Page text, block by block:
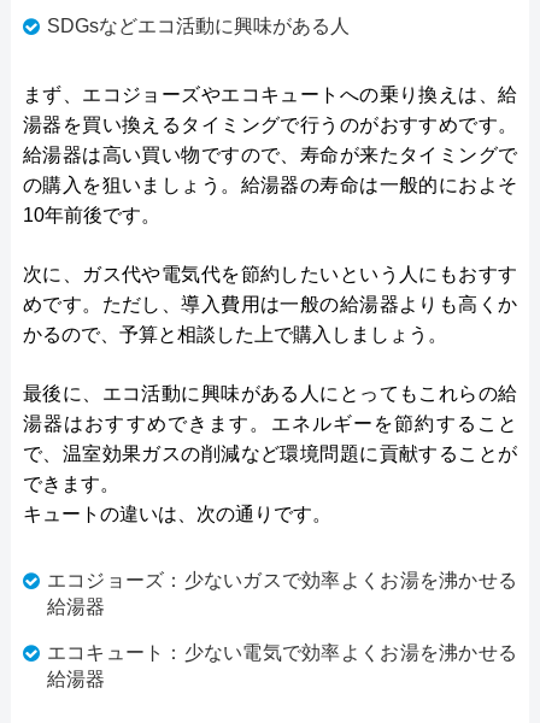
SDGsなどエコ活動に興味がある人
まず、エコジョーズやエコキュートへの乗り換えは、給
湯器を買い換えるタイミングで行うのがおすすめです。
給湯器は高い買い物ですので、寿命が来たタイミングで
の購入を狙いましょう。給湯器の寿命は一般的におよそ
10年前後です。
次に、ガス代や電気代を節約したいという人にもおすす
めです。ただし、導入費用は一般の給湯器よりも高くか
かるので、予算と相談した上で購入しましょう。
最後に、エコ活動に興味がある人にとってもこれらの給
湯器はおすすめできます。エネルギーを節約すること
で、温室効果ガスの削減など環境問題に貢献することが
できます。
キュートの違いは、次の通りです。
エコジョーズ：少ないガスで効率よくお湯を沸かせる
給湯器
エコキュート：少ない電気で効率よくお湯を沸かせる
給湯器